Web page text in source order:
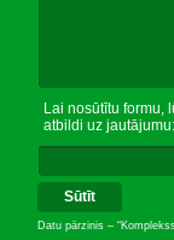
Lai nosūtītu formu,
atbildi uz
Sūtīt
Datu pārzinis –